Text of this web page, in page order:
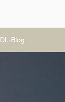
DL-Blog